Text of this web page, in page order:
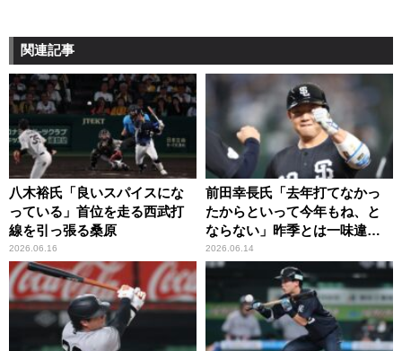
関連記事
八木裕氏「良いスパイスにな
っている」首位を走る西武打
線を引っ張る桑原
2026.06.16
前田幸長氏「去年打てなかっ
たからといって今年もね、と
ならない」昨季とは一味違う
西武打線
2026.06.14